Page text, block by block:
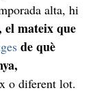
alta, hi
el mateix que
de què
o diferent lot.